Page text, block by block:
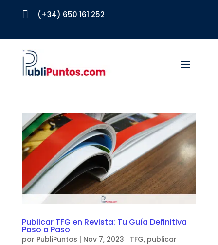
 (+34) 650 161 252
Publicar TFG en Revista: Tu Guía Definitiva
Paso a Paso
por PubliPuntos | Nov 7, 2023 | TFG, publicar